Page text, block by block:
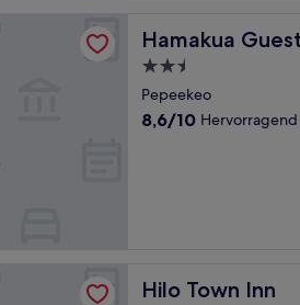
Hamakua
Hamakua
2.5-
Sterne-
Unterkunft
Pepeekeo
8.6
8,6/10 Hervorragend
Hilo Town Inn
Hilo Town Inn